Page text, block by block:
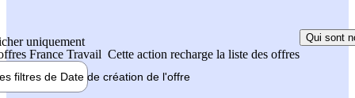
uniquement
France Travail Cette action recharge la liste des offres
Qui sont
filtres de Date de création de l'offre